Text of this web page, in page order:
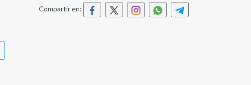
Compartir en: